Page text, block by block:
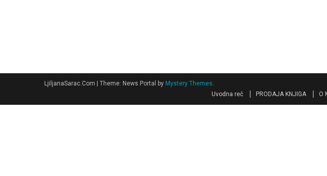
LjiljanaSarac.Com Theme: News Portal by Mystery Themes.
Uvodna reč
PRODAJA KNJIGA O